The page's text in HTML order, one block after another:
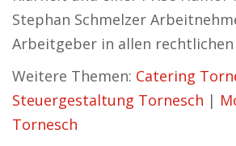
Stephan Schmelzer
Arbeitgeber in allen rechtlichen
Weitere Themen: Catering
Steuergestaltung Tornesch |
Tornesch